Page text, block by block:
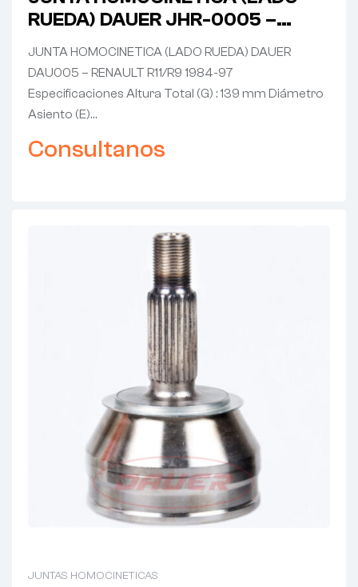
RUEDA) DAUER JHR-0005 –
RENAULT R11/R9 1984-97
JUNTA HOMOCINETICA (LADO RUEDA) DAUER
DAU005 – RENAULT R11/R9 1984-97
Especificaciones Altura Total (G) : 139 mm Diámetro
Asiento (E)…
Consultanos
JUNTAS HOMOCINETICAS